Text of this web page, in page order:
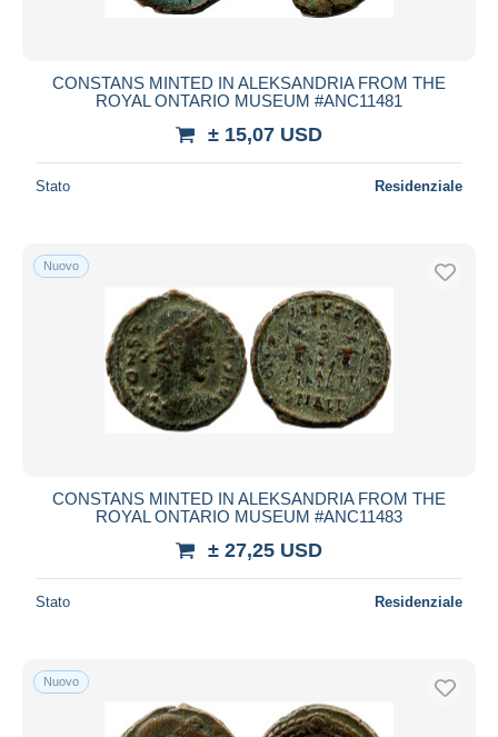
CONSTANS MINTED IN ALEKSANDRIA FROM THE
ROYAL ONTARIO MUSEUM #ANC11481
± 15,07 USD
Stato Residenziale
Nuovo
CONSTANS MINTED IN ALEKSANDRIA FROM THE
ROYAL ONTARIO MUSEUM #ANC11483
± 27,25 USD
Stato Residenziale
Nuovo